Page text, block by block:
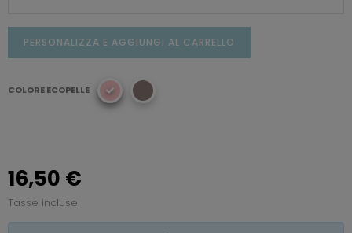
PERSONALIZZA E AGGIUNGI AL CARRELLO
COLORE ECOPELLE
16,50 €
Tasse incluse